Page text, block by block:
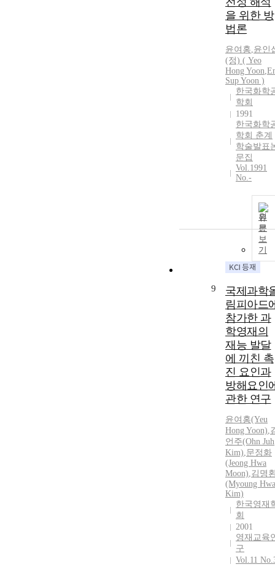
을 위한 방
법론
윤여홍,윤인
(정) ( Yeo
Hong Yoon,
Sup Yoon )
한국화학
학회
1991
한국화학
학회 춘계
학술발표
문집
Vol.1991
No.-
원
문
보
기
9
국제과학
림피아드
참가한 과
학영재의
재능 발달
에 끼친 촉
진 요인과
방해요인
관한 연구
윤여홍(Yeu
Hong Yoon),
언주(Ohn Juh
Kim),문정화
(Jeong Hwa
Moon),김명
(Myoung
Kim)
한국영재
회
2001
영재교육
구
Vol.11